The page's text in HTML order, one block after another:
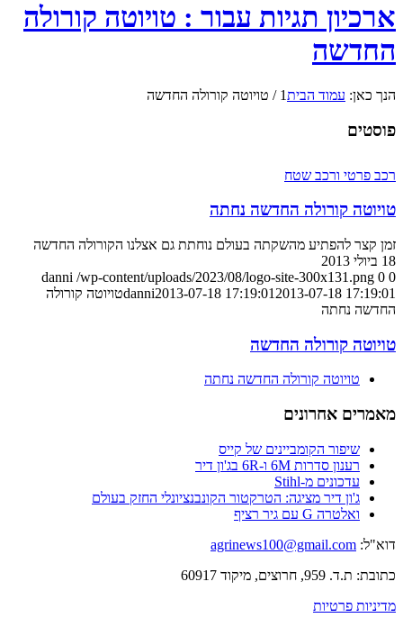
ארכיון תגיות עבור : טויוטה קורולה
החדשה
הנך כאן: עמוד הבית1
/ טויוטה קורולה החדשה
פוסטים
רכב פרטי ורכב שטח
טויוטה קורולה החדשה נחתה
זמן קצר להפתיע מהשקתה בעולם נוחתת גם אצלנו הקורולה החדשה
18 ביולי 2013
0
0
danni /wp-content/uploads/2023/08/logo-site-300x131.png
danni2013-07-18 17:19:01 2013-07-18 17:19:01
טויוטה קורולה
החדשה נחתה
טויוטה קורולה החדשה
טויוטה קורולה החדשה נחתה
מאמרים אחרונים
שיפור הקומביינים של קייס
רענון סדרות 6M ו-6R בג'ון דיר
עדכונים מ-Stihl
ג'ון דיר מציגה: הטרקטור הקונבנציונלי החזק בעולם
ואלטרה G עם גיר רציף
דוא"ל: agrinews100@gmail.com
כתובת: ת.ד. 959, חרוצים, מיקוד 60917
מדיניות פרטיות